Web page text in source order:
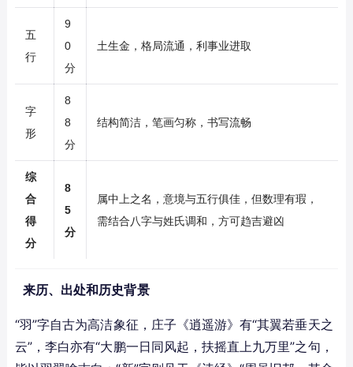
五
行
9
0
分
土生金，格局流通，利事业进取
字
形
8
8
分
结构简洁，笔画匀称，书写流畅
综
合
得
分
8
5
分
属中上之名，意境与五行俱佳，但数理有瑕，
需结合八字与姓氏调和，方可趋吉避凶
来历、出处和历史背景
“羽”字自古为高洁象征，庄子《逍遥游》有“其翼若垂天之
云”，李白亦有“大鹏一日同风起，扶摇直上九万里”之句，